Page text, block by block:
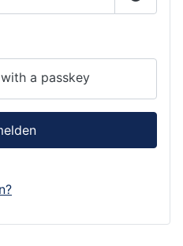
Show
a passkey